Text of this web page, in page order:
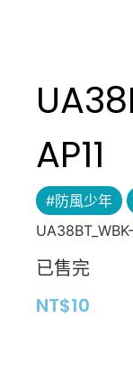
AP11
#防風少年
已售完
NT$10